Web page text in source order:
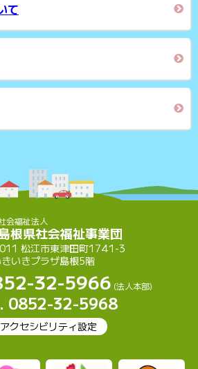
て
会福祉法人
根県社会福祉事業団
松江市東津田町1741-3
いきプラザ島根5階
32-5966 (法人本部)
0852-32-5968
アクセシビリティ設定